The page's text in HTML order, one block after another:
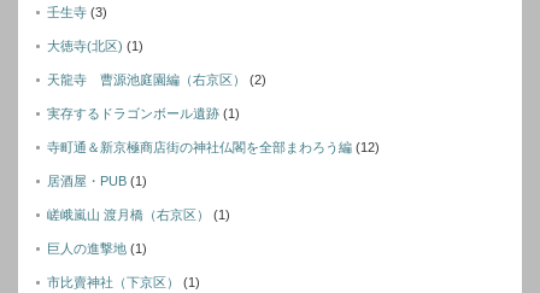
壬生寺 (3)
大徳寺(北区) (1)
天龍寺 曹源池庭園編（右京区） (2)
実存するドラゴンボール遺跡 (1)
寺町通＆新京極商店街の神社仏閣を全部まわろう編 (12)
居酒屋・PUB (1)
嵯峨嵐山 渡月橋（右京区） (1)
巨人の進撃地 (1)
市比賣神社（下京区） (1)